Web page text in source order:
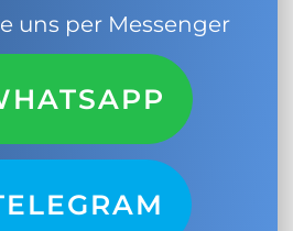
uns per Messenger